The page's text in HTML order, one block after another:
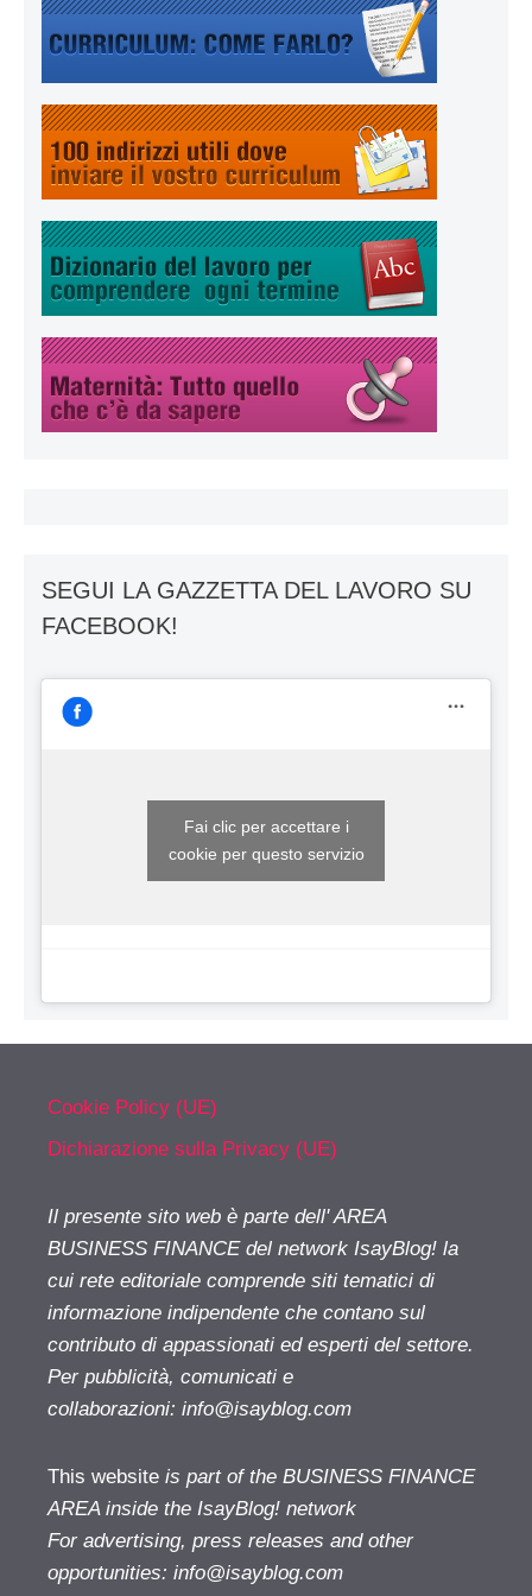
SEGUI LA GAZZETTA DEL LAVORO SU
FACEBOOK!
Fai clic per accettare i
cookie per questo servizio
Cookie Policy (UE)
Dichiarazione sulla Privacy (UE)
Il presente sito web è parte dell' AREA
BUSINESS FINANCE del network IsayBlog! la
cui rete editoriale comprende siti tematici di
informazione indipendente che contano sul
contributo di appassionati ed esperti del settore.
Per pubblicità, comunicati e
collaborazioni: info@isayblog.com
This website is part of the BUSINESS FINANCE
AREA inside the IsayBlog! network
For advertising, press releases and other
opportunities: info@isayblog.com